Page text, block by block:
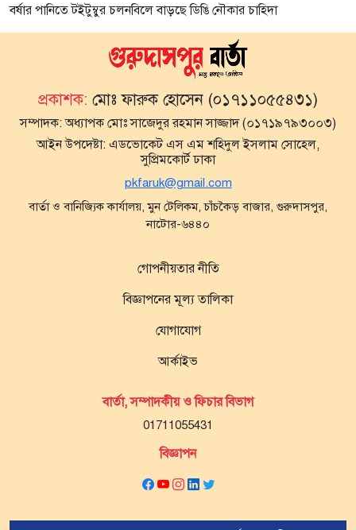
বর্ষার পানিতে টইটুম্বুর চলনবিলে বাড়ছে ডিঙি নৌকার চাহিদা
প্রকাশক: মোঃ ফারুক হোসেন (০১৭১১০৫৫৪৩১)
সম্পাদক:অধ্যাপক মোঃ সাজেদুর রহমান সাজ্জাদ (০১৭১৯৭৯৩০০৩)
আইন উপদেষ্টা: এডভোকেট এস এম শহিদুল ইসলাম সোহেল,
সুপ্রিমকোর্ট ঢাকা
pkfaruk@gmail.com
বার্তা ও বানিজ্যিক কার্যালয়, মুন টেলিকম, চাঁচকৈড় বাজার, গুরুদাসপুর,
নাটোর-৬৪৪০
গোপনীয়তার নীতি
বিজ্ঞাপনের মূল্য তালিকা
যোগাযোগ
আর্কাইভ
বার্তা, সম্পাদকীয় ও ফিচার বিভাগ
01711055431
বিজ্ঞাপন